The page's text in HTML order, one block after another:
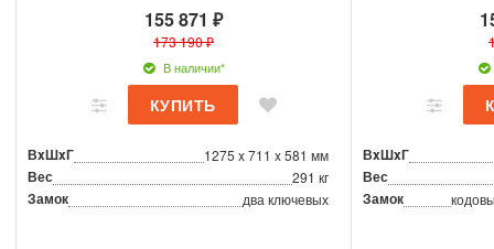
155 871 ₽
173 190 ₽
В наличии*
ВxШxГ 1275 x 711 x 581 мм
Вес 291 кг
Замок два ключевых
ВxШxГ
Вес
Замок